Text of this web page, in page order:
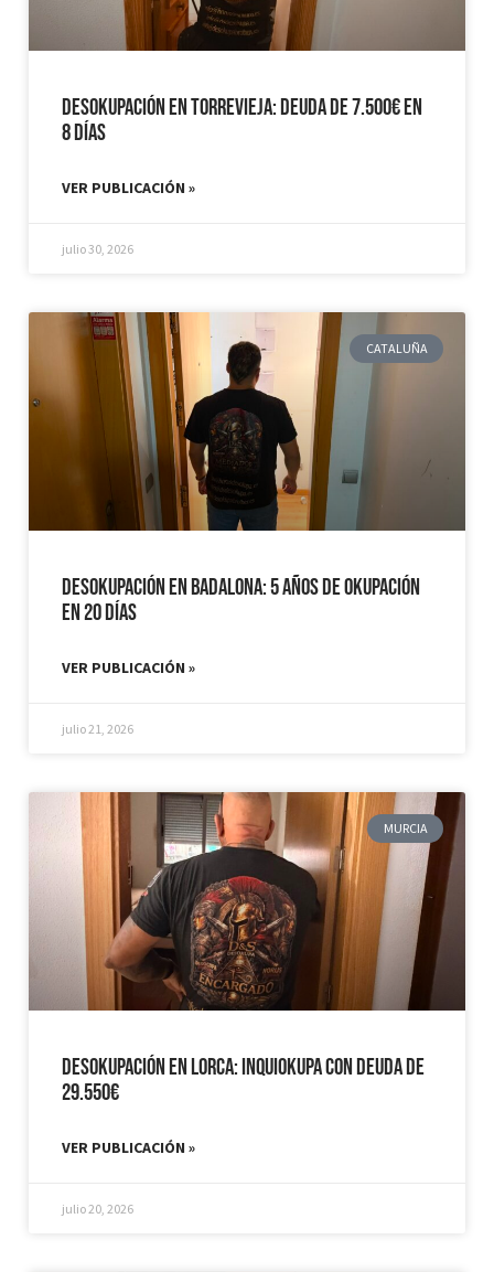
Desokupación en Torrevieja: Deuda de 7.500€ en
8 días
VER PUBLICACIÓN »
julio 30, 2026
CATALUÑA
Desokupación en Badalona: 5 años de Okupación
en 20 días
VER PUBLICACIÓN »
julio 21, 2026
MURCIA
Desokupación en Lorca: Inquiokupa con Deuda de
29.550€
VER PUBLICACIÓN »
julio 20, 2026